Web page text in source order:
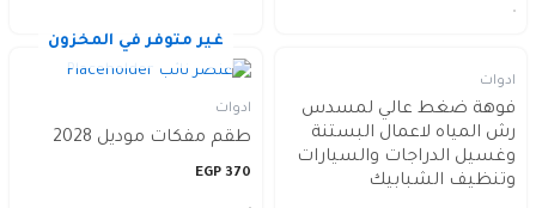
ادوات
فوهة ضغط عالي لمسدس
رش المياه لاعمال البستنة
وغسيل الدراجات والسيارات
وتنظيف الشبابيك
غير متوفر في المخزون
ادوات
طقم مفكات موديل 2028
370
EGP